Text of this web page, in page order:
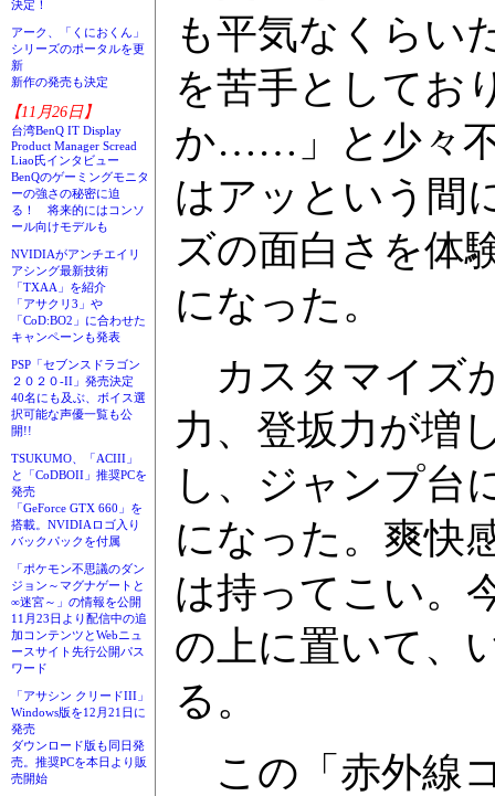
決定！
アーク、「くにおくん」
シリーズのポータルを更
新
新作の発売も決定
【11月26日】
台湾BenQ IT Display
Product Manager Scread
Liao氏インタビュー
BenQのゲーミングモニタ
ーの強さの秘密に迫
る！ 将来的にはコンソ
ール向けモデルも
NVIDIAがアンチエイリ
アシング最新技術
「TXAA」を紹介
「アサクリ3」や
「CoD:BO2」に合わせた
キャンペーンも発表
PSP「セブンスドラゴン
２０２０-II」発売決定
40名にも及ぶ、ボイス選
択可能な声優一覧も公
開!!
TSUKUMO、「ACIII」
と「CoDBOII」推奨PCを
発売
「GeForce GTX 660」を
搭載。NVIDIAロゴ入り
バックパックを付属
「ポケモン不思議のダン
ジョン～マグナゲートと
∞迷宮～」の情報を公開
11月23日より配信中の追
加コンテンツとWebニュ
ースサイト先行公開パス
ワード
「アサシン クリードIII」
Windows版を12月21日に
発売
ダウンロード版も同日発
売。推奨PCを本日より販
売開始
も平気なくらい
を苦手としてお
か……」と少々
はアッという間
ズの面白さを体
になった。
カスタマイズ
力、登坂力が増
し、ジャンプ台
になった。爽快
は持ってこい。
の上に置いて、
る。
この「赤外線